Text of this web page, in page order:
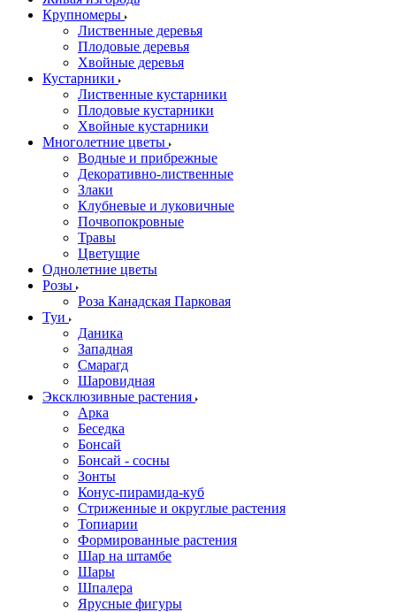
Крупномеры
Лиственные деревья
Плодовые деревья
Хвойные деревья
Кустарники
Лиственные кустарники
Плодовые кустарники
Хвойные кустарники
Многолетние цветы
Водные и прибрежные
Декоративно-лиственные
Злаки
Клубневые и луковичные
Почвопокровные
Травы
Цветущие
Однолетние цветы
Розы
Роза Канадская Парковая
Туи
Даника
Западная
Смарагд
Шаровидная
Эксклюзивные растения
Арка
Беседка
Бонсай
Бонсай - сосны
Зонты
Конус-пирамида-куб
Стриженные и округлые растения
Топиарии
Формированные растения
Шар на штамбе
Шары
Шпалера
Ярусные фигуры